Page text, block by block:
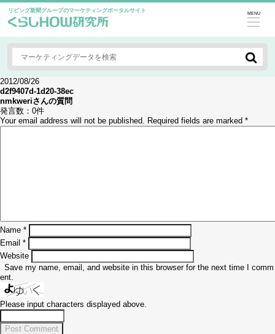
リビング新聞グループのマーケティングポータルサイト MENU
2012/08/26
d2f9407d-1d20-38ec
nmkweriさんの質問
発言数： 0件
Your email address will not be published. Required fields are marked *
Name *
Email *
Website
Save my name, email, and website in this browser for the next time I comm
ent.
Please input characters displayed above.